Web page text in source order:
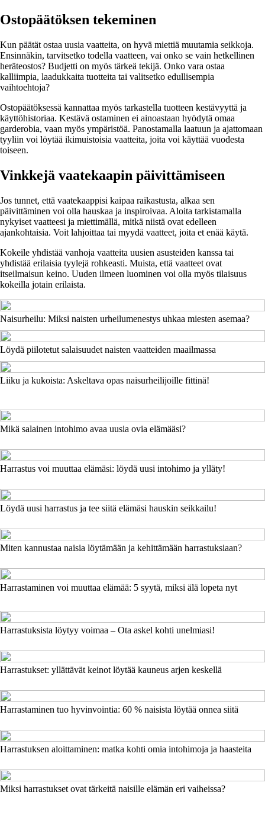
Ostopäätöksen tekeminen
Kun päätät ostaa uusia vaatteita, on hyvä miettiä muutamia seikkoja.
Ensinnäkin, tarvitsetko todella vaatteen, vai onko se vain hetkellinen
heräteostos? Budjetti on myös tärkeä tekijä. Onko vara ostaa
kalliimpia, laadukkaita tuotteita tai valitsetko edullisempia
vaihtoehtoja?
Ostopäätöksessä kannattaa myös tarkastella tuotteen kestävyyttä ja
käyttöhistoriaa. Kestävä ostaminen ei ainoastaan hyödytä omaa
garderobia, vaan myös ympäristöä. Panostamalla laatuun ja ajattomaan
tyyliin voi löytää ikimuistoisia vaatteita, joita voi käyttää vuodesta
toiseen.
Vinkkejä vaatekaapin päivittämiseen
Jos tunnet, että vaatekaappisi kaipaa raikastusta, alkaa sen
päivittäminen voi olla hauskaa ja inspiroivaa. Aloita tarkistamalla
nykyiset vaatteesi ja miettimällä, mitkä niistä ovat edelleen
ajankohtaisia. Voit lahjoittaa tai myydä vaatteet, joita et enää käytä.
Kokeile yhdistää vanhoja vaatteita uusien asusteiden kanssa tai
yhdistää erilaisia tyylejä rohkeasti. Muista, että vaatteet ovat
itseilmaisun keino. Uuden ilmeen luominen voi olla myös tilaisuus
kokeilla jotain erilaista.
Naisurheilu: Miksi naisten urheilumenestys uhkaa miesten asemaa?
Löydä piilotetut salaisuudet naisten vaatteiden maailmassa
Liiku ja kukoista: Askeltava opas naisurheilijoille fittinä!
Mikä salainen intohimo avaa uusia ovia elämääsi?
Harrastus voi muuttaa elämäsi: löydä uusi intohimo ja ylläty!
Löydä uusi harrastus ja tee siitä elämäsi hauskin seikkailu!
Miten kannustaa naisia löytämään ja kehittämään harrastuksiaan?
Harrastaminen voi muuttaa elämää: 5 syytä, miksi älä lopeta nyt
Harrastuksista löytyy voimaa – Ota askel kohti unelmiasi!
Harrastukset: yllättävät keinot löytää kauneus arjen keskellä
Harrastaminen tuo hyvinvointia: 60 % naisista löytää onnea siitä
Harrastuksen aloittaminen: matka kohti omia intohimoja ja haasteita
Miksi harrastukset ovat tärkeitä naisille elämän eri vaiheissa?